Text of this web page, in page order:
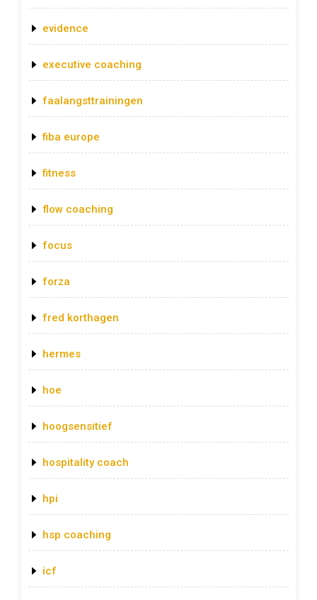
evidence
executive coaching
faalangsttrainingen
fiba europe
fitness
flow coaching
focus
forza
fred korthagen
hermes
hoe
hoogsensitief
hospitality coach
hpi
hsp coaching
icf